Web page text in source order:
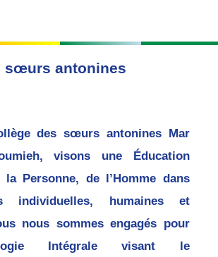
sœurs antonines
des sœurs antonines Mar
visons une Éducation
la Personne, de l’Homme dans
individuelles, humaines et
nous sommes engagés pour
Intégrale visant le